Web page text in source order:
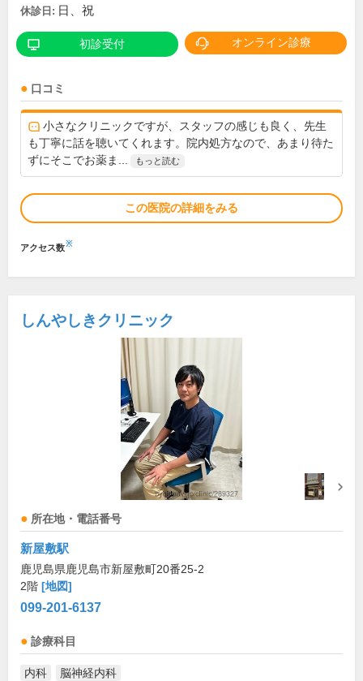
休診日: 日、祝
初診受付 オンライン診療
口コミ
小さなクリニックですが、スタッフの感じも良く、先生
も丁寧に話を聴いてくれます。院内処方なので、あまり待た
ずにそこでお薬ま...
もっと読む
この医院の詳細をみる
アクセス数※
しんやしきクリニック
所在地・電話番号
新屋敷駅
鹿児島県鹿児島市新屋敷町20番25-2
2階 [地図]
099-201-6137
診療科目
内科 脳神経内科